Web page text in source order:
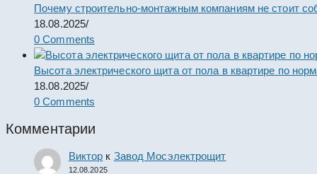
Почему строительно-монтажным компаниям не стоит
18.08.2025/
0 Comments
Высота электрического щита от пола в квартире по
18.08.2025/
0 Comments
Комментарии
Виктор к Завод Мосэлектрощит
12.08.2025